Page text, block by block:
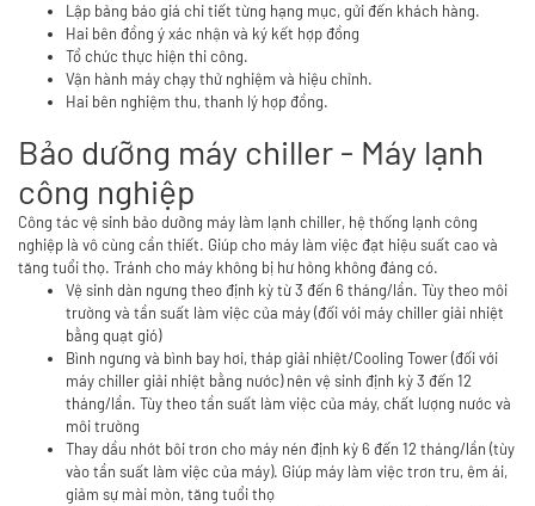
Lập bảng báo giá chi tiết từng hạng mục, gửi đến khách hàng.
Hai bên đồng ý xác nhận và ký kết hợp đồng
Tổ chức thực hiện thi công.
Vận hành máy chạy thử nghiệm và hiệu chỉnh.
Hai bên nghiệm thu, thanh lý hợp đồng.
Bảo dưỡng máy chiller - Máy lạnh
công nghiệp
Công tác vệ sinh bảo dưỡng máy làm lạnh chiller, hệ thống lạnh công
nghiệp là vô cùng cần thiết. Giúp cho máy làm việc đạt hiệu suất cao và
tăng tuổi thọ. Tránh cho máy không bị hư hỏng không đáng có.
Vệ sinh dàn ngưng theo định kỳ từ 3 đến 6 tháng/lần. Tùy theo môi
trường và tần suất làm việc của máy (đối với máy chiller giải nhiệt
bằng quạt gió)
Bình ngưng và bình bay hơi, tháp giải nhiệt/Cooling Tower (đối với
máy chiller giải nhiệt bằng nước) nên vệ sinh định kỳ 3 đến 12
tháng/lần. Tùy theo tần suất làm việc của máy, chất lượng nước và
môi trường
Thay dầu nhớt bôi trơn cho máy nén định kỳ 6 đến 12 tháng/lần (tùy
vào tần suất làm việc của máy). Giúp máy làm việc trơn tru, êm ái,
giảm sự mài mòn, tăng tuổi thọ